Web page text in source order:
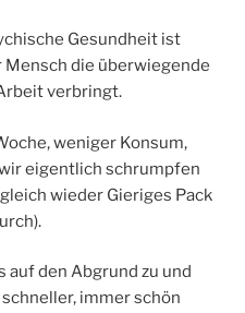
Gesundheit ist
die überwiegende
verbringt.
weniger Konsum,
eigentlich schrumpfen
wieder Gieriges Pack
den Abgrund zu und
immer schön